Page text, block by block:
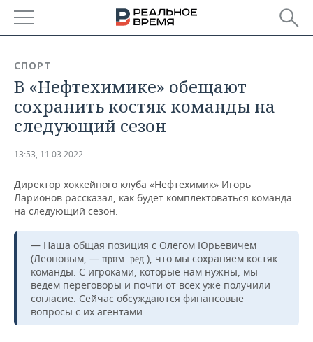
БАШКОРТОСТАН
ТАТАРСТАН
НОВОСТИ
АНАЛИТИКА
ДЕКЛАРАЦИИ О ДОХОДАХ
КОРОЛИ ГОСЗАКАЗА ПФО
ВУЗЫ ТАТАРСТАНА
КОМУ ПРИНАДЛЕЖАТ
ТОРГОВЫЕ ЦЕНТРЫ
ТАТАРСТАНА
НОВОСТИ ЭКОНОМИКИ
ФИНАНСЫ
БАНКИ
БЮДЖЕТ
ИНВЕСТИЦИИ
ПРОМЫШЛЕННОСТЬ
НОВОСТИ
ПРОМЫШЛЕННОСТИ
АГРОПРОМ
МАШИНОСТРОЕНИЕ
НЕФТЕХИМИЯ
НЕДВИЖИМОСТЬ
НОВОСТИ НЕДВИЖИМОСТИ
АВТО
НОВОСТИ АВТО
БИЗНЕС
НОВОСТИ БИЗНЕСА
ТЕХНОЛОГИИ
СПОРТ
В «Нефтехимике» обещают
сохранить костяк команды на
следующий сезон
13:53, 11.03.2022
Директор хоккейного клуба «Нефтехимик» Игорь
Ларионов рассказал, как будет комплектоваться команда
на следующий сезон.
— Наша общая позиция с Олегом Юрьевичем
(Леоновым, — прим. ред.), что мы сохраняем костяк
команды. С игроками, которые нам нужны, мы
ведем переговоры и почти от всех уже получили
согласие. Сейчас обсуждаются финансовые
вопросы с их агентами.